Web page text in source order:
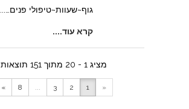
גוף~שעוות~טיפולי פנים…...
קרא עוד....
מציג 1 - 20 מתוך 151 תוצאות
«
1
2
3
...
8
»